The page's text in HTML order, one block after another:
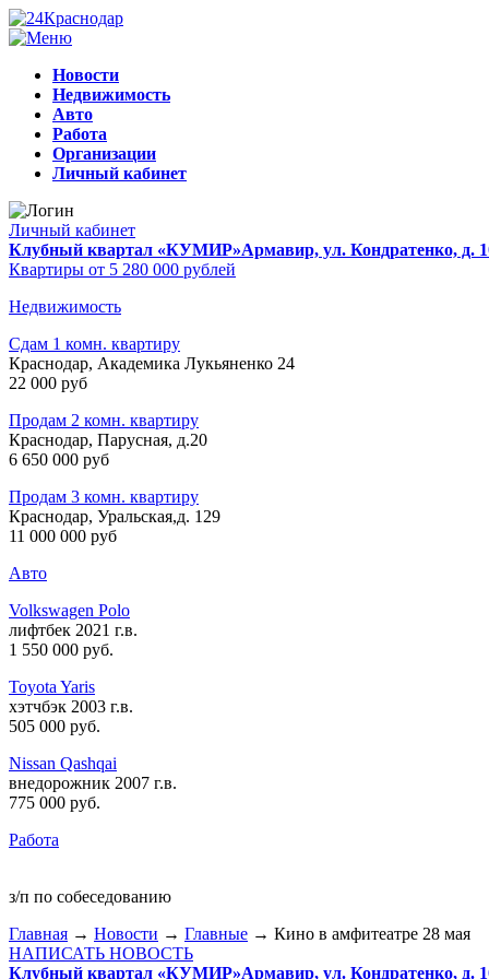
Новости
Недвижимость
Авто
Работа
Организации
Личный кабинет
Личный кабинет
Клубный квартал «КУМИР»Армавир, ул. Кондратенко, д.
Квартиры от 5 280 000 рублей
Недвижимость
Сдам 1 комн. квартиру
Краснодар, Академика Лукьяненко 24
22 000 руб
Продам 2 комн. квартиру
Краснодар, Парусная, д.20
6 650 000 руб
Продам 3 комн. квартиру
Краснодар, Уральская,д. 129
11 000 000 руб
Авто
Volkswagen Polo
лифтбек 2021 г.в.
1 550 000 руб.
Toyota Yaris
хэтчбэк 2003 г.в.
505 000 руб.
Nissan Qashqai
внедорожник 2007 г.в.
775 000 руб.
Работа
з/п по собеседованию
Главная → Новости → Главные → Кино в амфитеатре 28 мая
НАПИСАТЬ НОВОСТЬ
Клубный квартал «КУМИР»Армавир, ул. Кондратенко, д.